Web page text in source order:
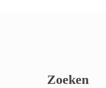
Zoeken